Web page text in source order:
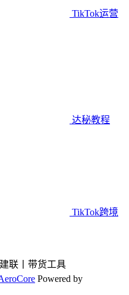
TikTok运营
达秘教程
TikTok跨境
联丨带货工具
Powered by